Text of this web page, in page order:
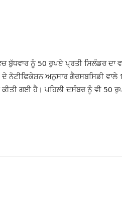
ਬੁੱਧਵਾਰ ਨੂੰ 50 ਰੁਪਏ ਪ੍ਰਤੀ ਸਿਲੰਡਰ ਦਾ
ਨੋਟੀਫਿਕੇਸ਼ਨ ਅਨੁਸਾਰ ਗੈਰਸਬਸਿਡੀ ਵਾਲੇ
ਗਈ ਹੈ। ਪਹਿਲੀ ਦਸੰਬਰ ਨੂੰ ਵੀ 50